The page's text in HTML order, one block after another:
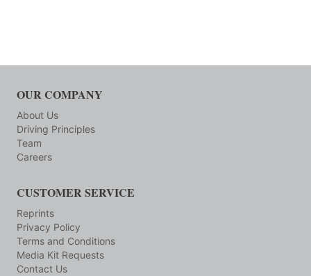
OUR COMPANY
About Us
Driving Principles
Team
Careers
CUSTOMER SERVICE
Reprints
Privacy Policy
Terms and Conditions
Media Kit Requests
Contact Us